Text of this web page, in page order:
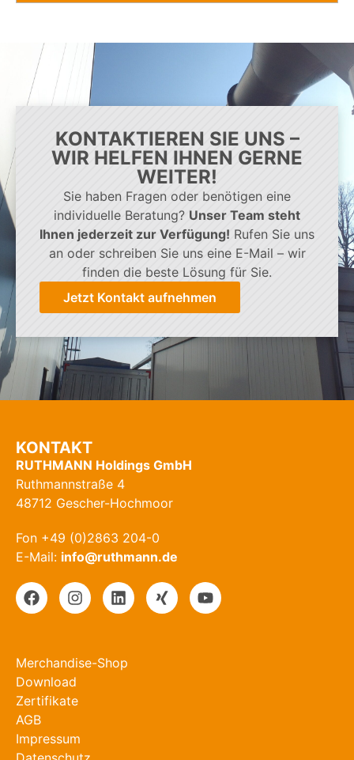
KONTAKTIEREN SIE UNS –
WIR HELFEN IHNEN GERNE
WEITER!
Sie haben Fragen oder benötigen eine
individuelle Beratung? Unser Team steht
Ihnen jederzeit zur Verfügung! Rufen Sie uns
an oder schreiben Sie uns eine E-Mail – wir
finden die beste Lösung für Sie.
Jetzt Kontakt aufnehmen
KONTAKT
RUTHMANN Holdings GmbH
Ruthmannstraße 4
48712 Gescher-Hochmoor
Fon +49 (0)2863 204-0
E-Mail: info@ruthmann.de
Merchandise-Shop
Download
Zertifikate
AGB
Impressum